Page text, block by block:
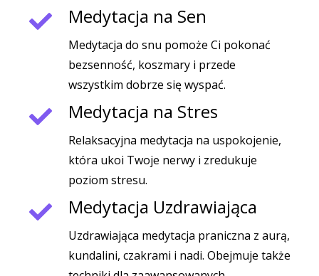
Medytacja na Sen
Medytacja do snu pomoże Ci pokonać
bezsenność, koszmary i przede
wszystkim dobrze się wyspać.
Medytacja na Stres
Relaksacyjna medytacja na uspokojenie,
która ukoi Twoje nerwy i zredukuje
poziom stresu.
Medytacja Uzdrawiająca
Uzdrawiająca medytacja praniczna z aurą,
kundalini, czakrami i nadi. Obejmuje także